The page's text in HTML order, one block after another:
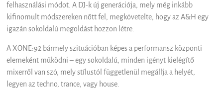
felhasználási módot. A DJ-k új generációja, mely még inkább
kifinomult módszereken nőtt fel, megkövetelte, hogy az A&H egy
igazán sokoldalú megoldást hozzon létre.
A XONE:92 bármely szituációban képes a performansz központi
elemeként működni – egy sokoldalú, minden igényt kielégítő
mixerről van szó, mely stílustól függetlenül megállja a helyét,
legyen az techno, trance, vagy house.